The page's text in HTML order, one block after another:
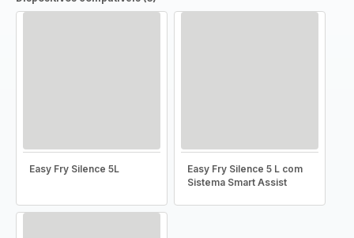
Easy Fry Silence 5L
Easy Fry Silence 5 L com
Sistema Smart Assist